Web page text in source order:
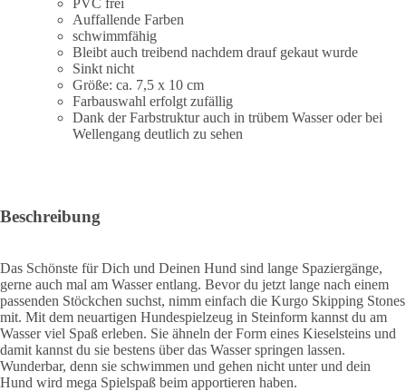
PVC frei
Auffallende Farben
schwimmfähig
Bleibt auch treibend nachdem drauf gekaut wurde
Sinkt nicht
Größe: ca. 7,5 x 10 cm
Farbauswahl erfolgt zufällig
Dank der Farbstruktur auch in trübem Wasser oder bei
Wellengang deutlich zu sehen
Beschreibung
Das Schönste für Dich und Deinen Hund sind lange Spaziergänge,
gerne auch mal am Wasser entlang. Bevor du jetzt lange nach einem
passenden Stöckchen suchst, nimm einfach die Kurgo Skipping Stones
mit. Mit dem neuartigen Hundespielzeug in Steinform kannst du am
Wasser viel Spaß erleben. Sie ähneln der Form eines Kieselsteins und
damit kannst du sie bestens über das Wasser springen lassen.
Wunderbar, denn sie schwimmen und gehen nicht unter und dein
Hund wird mega Spielspaß beim apportieren haben.